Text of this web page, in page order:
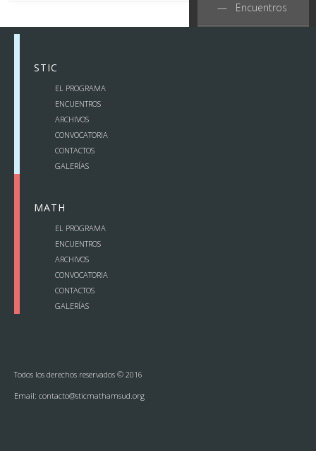
— Encuentros
STIC
EL PROGRAMA
ENCUENTROS
ARCHIVOS
CONVOCATORIA
CONTACTOS
GALERÍAS
MATH
EL PROGRAMA
ENCUENTROS
ARCHIVOS
CONVOCATORIA
CONTACTOS
GALERÍAS
Todos los derechos reservados © 2016
Email: contacto@sticmathamsud.org